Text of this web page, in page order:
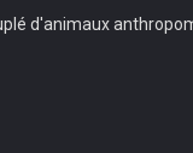
d'animaux